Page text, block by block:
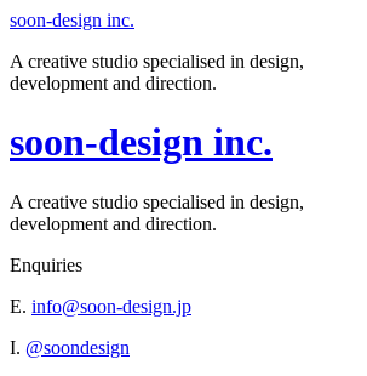
soon-design inc.
A creative studio specialised in design,
development and direction.
soon-design inc.
A creative studio specialised in design,
development and direction.
Enquiries
E. info@soon-design.jp
I. @soondesign